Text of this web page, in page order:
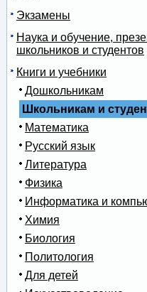
Экзамены
Наука и обучение,
школьников и студентов
Книги и учебники
Дошкольникам
Школьникам и
Математика
Русский язык
Литература
Физика
Информатика и
Химия
Биология
Политология
Для детей